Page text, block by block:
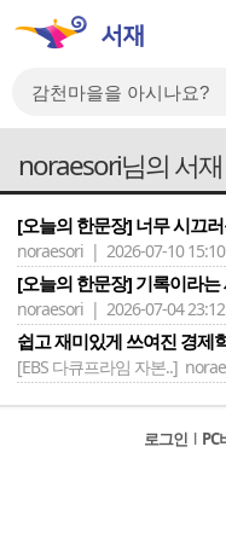
noraesori님의 서재
[오늘의 한문장] 너무 시끄
noraesori | 2026-07-10 15:10
[오늘의 한문장] 기록이라는
noraesori | 2026-07-04 23:12
쉽고 재미있게 쓰여진 경제
[EBS 다큐프라임 자본..]
로그인 l PC